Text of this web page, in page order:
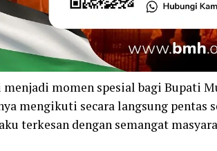
momen spesial bagi Bupati
mengikuti secara langsung pentas
terkesan dengan semangat